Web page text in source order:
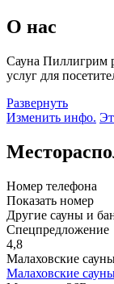
О нас
Сауна Пиллигрим
услуг для
Развернуть
Изменить инфо.
Номер телефона
Показать номер
Другие сауны и
Спецпредложение
4,8
Малаховские
Малаховские